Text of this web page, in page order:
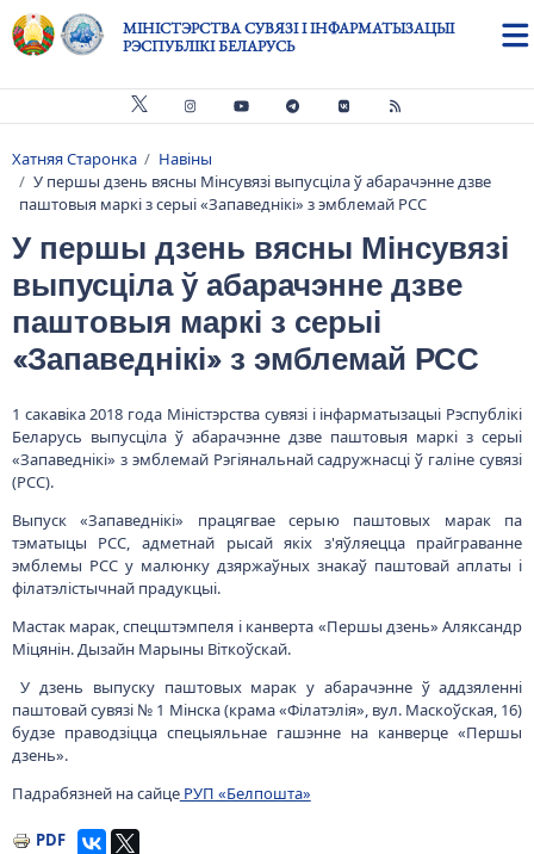
Skip to main content
МІНІСТЭРСТВА СУВЯЗІ І ІНФАРМАТЫЗАЦЫІ
РЭСПУБЛІКІ БЕЛАРУСЬ
Breadcrumb
Хатняя Старонка
Навіны
У першы дзень вясны Мінсувязі выпусціла ў абарачэнне дзве
паштовыя маркі з серыі «Запаведнікі» з эмблемай РСС
У першы дзень вясны Мінсувязі
выпусціла ў абарачэнне дзве
паштовыя маркі з серыі
«Запаведнікі» з эмблемай РСС
1 сакавіка 2018 года Міністэрства сувязі і інфарматызацыі Рэспублікі
Беларусь выпусціла ў абарачэнне дзве паштовыя маркі з серыі
«Запаведнікі» з эмблемай Рэгіянальнай садружнасці ў галіне сувязі
(РСС).
Выпуск «Запаведнікі» працягвае серыю паштовых марак па
тэматыцы РСС, адметнай рысай якіх з'яўляецца прайграванне
эмблемы РСС у малюнку дзяржаўных знакаў паштовай аплаты і
філатэлістычнай прадукцыі.
Мастак марак, спецштэмпеля і канверта «Першы дзень» Аляксандр
Міцянін. Дызайн Марыны Віткоўскай.
У дзень выпуску паштовых марак у абарачэнне ў аддзяленні
паштовай сувязі № 1 Мінска (крама «Філатэлія», вул. Маскоўская, 16)
будзе праводзіцца спецыяльнае гашэнне на канверце «Першы
дзень».
Падрабязней на сайцеРУП «Белпошта»
PDF